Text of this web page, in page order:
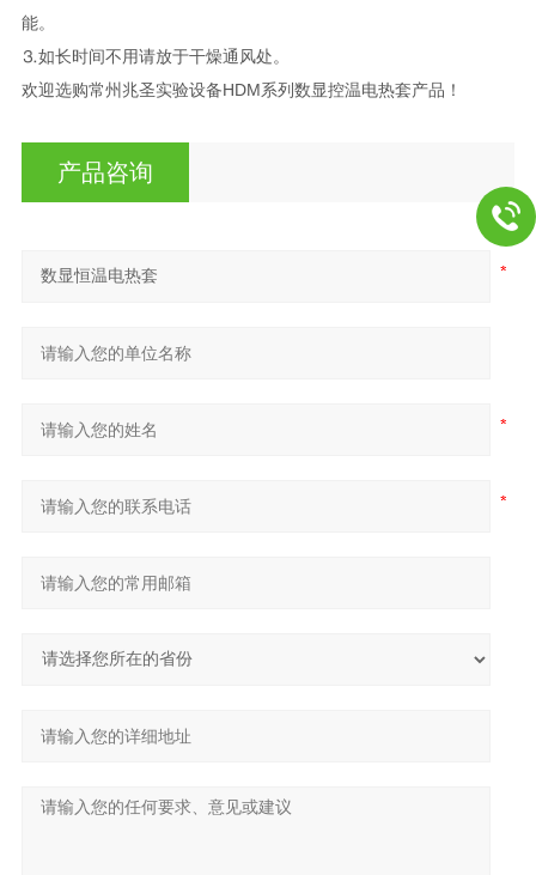
能。
⒊如长时间不用请放于干燥通风处。
欢迎选购常州兆圣实验设备HDM系列数显控温电热套产品！
产品咨询